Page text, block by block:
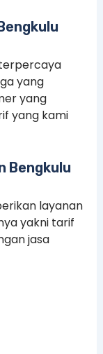
yang
yang
yang kami
Bengkulu
layanan
yakni tarif
jasa